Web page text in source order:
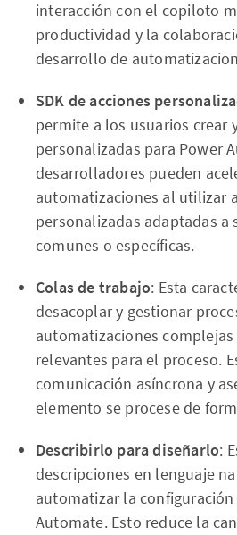
interacción con el copiloto
productividad y la
desarrollo de
SDK de acciones
permite a los usuarios crear
personalizadas para Power
desarrolladores pueden
automatizaciones al utilizar
personalizadas adaptadas a
comunes o específicas.
Colas de trabajo: Esta
desacoplar y gestionar
automatizaciones
relevantes para el proceso.
comunicación asíncrona y
elemento se procese de
Describirlo para diseñarlo:
descripciones en lenguaje
automatizar la
Automate. Esto reduce la